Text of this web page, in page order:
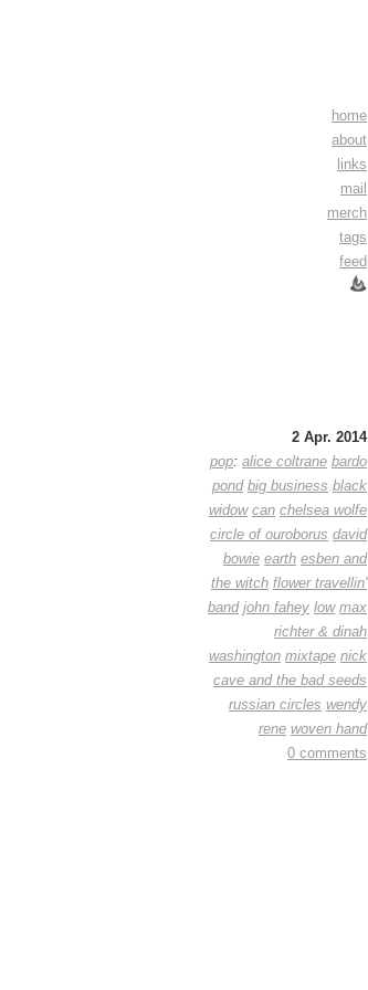
home
about
links
mail
merch
tags
feed
2 Apr. 2014
pop: alice coltrane bardo
pond big business black
widow can chelsea wolfe
circle of ouroborus david
bowie earth esben and
the witch flower travellin'
band john fahey low max
richter & dinah
washington mixtape nick
cave and the bad seeds
russian circles wendy
rene woven hand
0 comments